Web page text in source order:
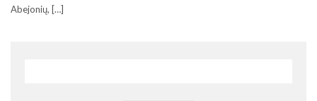
Abejonių, […]